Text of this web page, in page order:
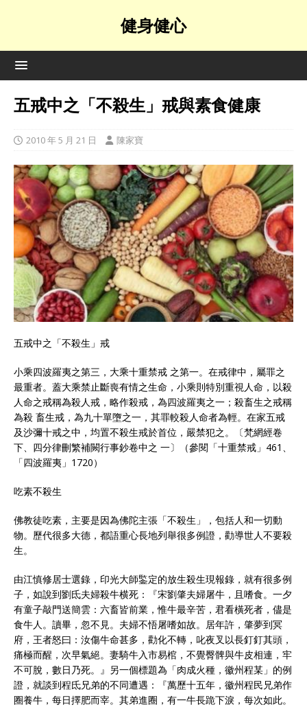
健身健心
五戒中之「不殺生」戒與素食健康
2010 年 5 月 21 日 陳家寶
五戒中之「不殺生」戒
小乘四波羅夷之第三，大乘十重禁戒 之第一。在戒律中，屬罪之
最重者。蓋大乘禁止斷喪有情之生命，小乘則特別重視人命，以殺
人命之戒稱為殺人戒，略作殺戒，為四波羅夷之一；殺畜生之戒稱
為殺 畜生戒，為九十單墮之一，其罪較殺人命者為輕。在家五戒
及沙彌十戒之中，均置不殺生戒於首位，嚴禁犯之。〔梵網經卷
下、四分律刪繁補闕行事鈔卷中之 一〕（參閱「十重禁戒」461、
「四波羅夷」1720）
吃素不殺生
佛教徒吃素，主要是因為佛陀主張「不殺生」，包括人和一切動
物。歷代很多大德，都語重心長地列舉很多例證，勸導世人不要殺
生。
由江慎修居士選錄，印光大師鍳定的放生殺生現報錄，就有很多例
子，如說到劉氐夫婦殺牛横死：『宋劉肇夫婦屠牛，且嗜食。一夕
有童子敲門送簡雲：六畜皆前業，惟牛最辛苦，君看橫死者，儘是
食牛人。讀畢，忽不見。夫婦不悟屠嗜如故。居年許，肇夢到冥
府，王者怒曰：汝傷牛命甚多，勸化不轉，叱夜叉以長釘釘其頭，
痛極而醒，次早氣絕。妻騎牛入市易棺，不覺臀髀與牛皮相連，牢
不可脫，數日乃死。』另一個標題為「肉成火種，徽州程某」的例
證，就談到程氐兄弟的不同遭遇：『萬歷十五年，徽州程民兄弟作
圈養牛，每日擇肥而宰。其弟進圈，有一牛長跪下淚，每次如此。